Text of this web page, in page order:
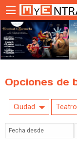
Opciones de
Ciudad Teatro